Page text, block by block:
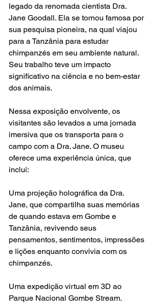
legado da renomada cientista Dra.
Jane Goodall. Ela se tornou famosa por
sua pesquisa pioneira, na qual viajou
para a Tanzânia para estudar
chimpanzés em seu ambiente natural.
Seu trabalho teve um impacto
significativo na ciência e no bem-estar
dos animais.
Nessa exposição envolvente, os
visitantes são levados a uma jornada
imersiva que os transporta para o
campo com a Dra. Jane. O museu
oferece uma experiência única, que
inclui:
Uma projeção holográfica da Dra.
Jane, que compartilha suas memórias
de quando estava em Gombe e
Tanzânia, revivendo seus
pensamentos, sentimentos, impressões
e lições enquanto convivia com os
chimpanzés.
Uma expedição virtual em 3D ao
Parque Nacional Gombe Stream.